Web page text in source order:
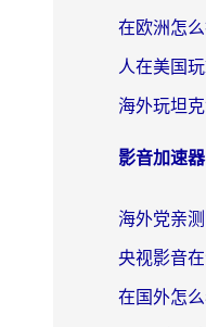
影音加速器